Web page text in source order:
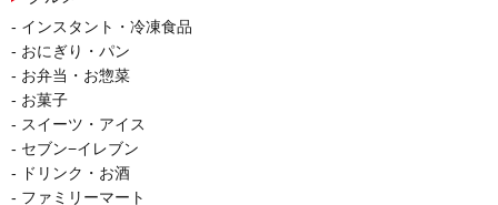
インスタント・冷凍食品
おにぎり・パン
お弁当・お惣菜
お菓子
スイーツ・アイス
セブン−イレブン
ドリンク・お酒
ファミリーマート